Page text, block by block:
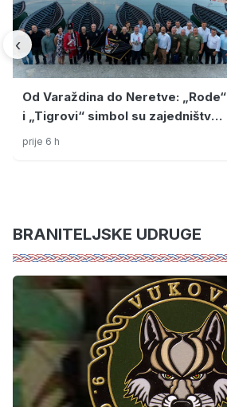
‹
Od Varaždina do Neretve: „Rode“
i „Tigrovi“ simbol su zajedništva
hrvatskog sjevera i juga
prije 6 h
BRANITELJSKE UDRUGE